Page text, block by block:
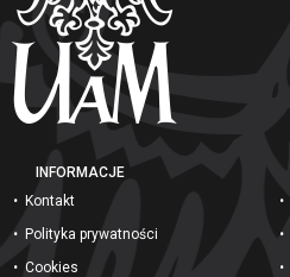
INFORMACJE
Kontakt
Polityka prywatności
Cookies